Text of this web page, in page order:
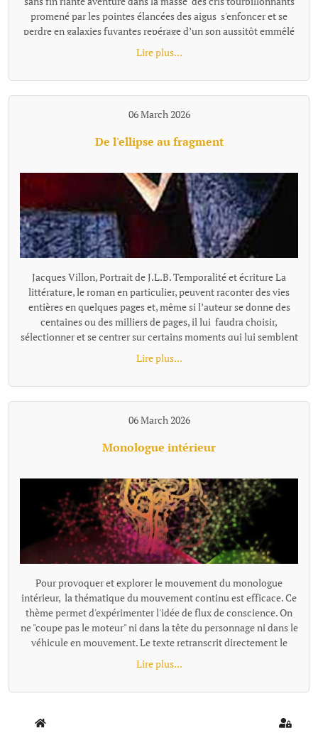
promené par les pointes élancées des aigus s'enfoncer et se
perdre en galaxies fuyantes repérage d’un son aussitôt emmêlé
dans la prolixité d’une énergie joyeuse s’enfoncer jusqu'au cou
dans un pétillement bouche bée, souriante se noyer, emporté
Lire plus...
06 March 2026
De l'ellipse au fragment
Jacques Villon, Portrait de J.L.B. Temporalité et écriture La littérature, le roman en particulier, peuvent raconter des vies entières en quelques pages et, même si l’auteur se donne des centaines ou des milliers de pages, il lui faudra choisir, sélectionner et se centrer sur certains moments qui lui semblent représentatifs ou nécessaires à son récit. Pour passer de l'un à l'autre de ces temps "racontés", la narration effectue un « saut » et il existe plusieurs façons de le concevoir et de l'articuler au récit, ces différentes options narratives, ces diverses façons de passer d'un temps à l'autre se distinguent notamment par leur rapport au tout, à la totalité de l'histoire, à sa suite temporelle complète. L’ellipse : maintien d’une chronologie lisible Ces sauts, quand ils sont faits en reliant entre eux les moments racontés, s'appellent des ellipses. L'ellipse omet, "saute" une portion de temps, d’action, mais elle le fait dans un cadre temporel qui reste globalement ordonné et repérable. Le texte fournit pour cela des indices (adverbes, dates, saisons, âges des personnages, données temporelles, un court résumé de ce qui s’est passé entretemps etc.) qui indiquent au lecteur la suppression d’un segment de l’histoire et lui permettent de situer mentalement l’ellipse dans une chronologie comme le « Quelques mois plus tard… » de Patrick Modiano dans Rue des boutiques obscures. Même quand l’ellipse est brutale : « Seize ans plus tard. » écrit Victor Hugo, elle sous-entend une temporalité repérable. Les différents moments du texte ainsi réunis par l’ellipse ne sont donc pas des fragments autonomes : ils restent des moments d’une même chaîne causale et chronologique séparés par un moment sous-entendu: le temps manquant existe dans l’histoire, il est évoqué, affirmé comme non raconté. Le lecteur perçoit une continuité partiellement énigmatique ou laissée dans l’ombre, mais encadrée et située clairement. L’ellipse ne fragmente donc pas le texte : elle est un outil qui permet de condenser le récit. Les fragments, des segments autonomes L'ellipse situe l'extrait par rapport à la totalité, au minimum par rapport à l'extrait précédent, comme un morceau d'un puzzle se présente en tant que partie d'un tout. Le fragment refuse cette référence, il se présente comme un tout séparé. Il laisse les moments absents totalement dans l’ombre, sans repère temporel pour les situer les uns par rapport aux autres, le récit n’est plus simplement discontinu, mais fragmenté. Le lien peut être fait, ou pas, par le lecteur, mais la totalité devient une référence floue, très allusive ou indirecte. Il n'y a plus de référence à une temporalité repérable que l'on pourrait reconstituer. Exemple d'écriture fragmentaire hors fiction dans Les Ombres errantes de Pascal Quignard, ouvrage composé d’une succession de fragments méditatifs. « Lire, c’est quitter le monde visible.Celui qui ouvre un livre se retire.Il abandonne le bruit commun pour une voix silencieuse.La lecture est une solitude partagée avec un mort. Dans les livres, les morts parlent aux vivants.La voix qui vient de la page n’appartient plus à personne.Elle a traversé le temps.C’est une parole sauvée de l’oubli. » Exemple dans la fiction dans Les Vagues de Virginia Woolf, ce roman est composé de monologues successifs de différents personnages, sans transition narrative. Chaque prise de parole forme un fragment autonome. Fragment 1 : monologue de Bernard« Les feuilles tombent ; les feuilles tombent sans cesse.J’erre dans les rues de Londres, inventant des histoires.Chaque visage que je croise devient le début d’un récit.Pourtant, au moment où je veux saisir ces histoires, elles s’évanouissent. »Fragment 2 qui enchaine : monologue de Susan« J’aime les champs humides et les odeurs de l’étable.Ici, la terre est solide sous mes pieds.Les villes me troublent ; leurs voix se croisent sans repos.Je préfère le rythme lent des saisons et le pas régulier des bêtes. » L'idée de fragment se retrouve à tous les niveaux du texte : Au niveau d'éléments temporels séparés, non reliés par une ellipse, le fragment concerne la chronologie, le temps est coupé. Il peut être ponctuel, réversible, ou suspendu ; le temps fragmenté ne s’écoule pas vraiment. Au niveau stylistique, la fragmentation se fait essentiellement par des phrases sont juxtaposées. En ce qui concerne la construction globale, la fragmentation se fait au travers de matériaux hétérogènes sans marqueurs logiques ou causaux explicites. Les parties séparées se suivent avec une relation qui peut rester flottante ou associative et qui relève davantage de la résonance, de l’écho, de la juxtaposition, de la variation ou de la contradiction que de la succession ordonnée. Contrairement au montage ou à la construction classique, les fragments ne sont pas nécessairement organisés en système. Le mot qui caractérise le mieux le fragment, c'est l'autonomie. Le fragment est un texte bref mais complet. On parle alors de texte fragmentaire, de narration éclatée, d'écriture discontinue. Dans sa forme la plus radicale (Blanchot, Cioran tardif, certaines proses de Jabès, Handke dans Le Malheur sans désirs, ou encore Pascal Quignard), le fragment ne se situe pas dans une hiérarchie et leur ordre peut être modifié sans détruire l'ensemble ou sans que l'on puisse y voir une faille par rapport à une hiérarchie narrative. Cette déconstruction de l'idée de totalité et d'ordre est parfois désignée comme le « non-lien » ou le « rapport sans rapport » (Blanchot). Le fragment a été inauguré par Friedrich Schlegel et la tradition romantique. « La littérature est le fragment de tous les fragments » a pu écrire Goethe. Le fragment n’est pas un morceau d’un tout, mais une forme ouverte. On peut parler aussi d'une poétique différente de celle de l'ellipse : d'une tentation ou d'une recherche de l’inachèvement. Fragmentation, concentration, condensation L'expression « écriture fragmentaire » peut recouvrir des formes différentes qu'on ne peut simplement assimiler et résumer par l'idée de discontinuité. La « fragmentation » n’est pas un procédé unique, mais une famille de formes de ruptures selon le niveau et le type d'autonomie recherchés. Il faut rappeler que de nombreux textes, notamment contemporains, utilisent à la fois l'ellipse temporelle et une forme de fragmentation dans des orientations multiples. La frontière ellipse / fragment (et c'est le propre de toute notion littéraire, nous ne sommes pas en mathématique...) devient parfois poreuse. On peut citer dans le domaine poétique René Char avec des fragments très autonomes, mais parfois une thématique de la Résistance ou une chronologie émotionnelle diffuse les relie subtilement. Et dans l'autofiction : Annie Ernaux, dans certains livres comme Les Années, mélange écriture fragmentaire et ellipses temporelles très marquées avec une chronologie historique quand même lisible. Notons égalment que l'écriture fragmentaire peut aussi se marquer, non par l'absence de repère mais par une proportion texte/totalité. Raconter une existence humaine en quelques paragraphes séparés, même avec quelques indications, procède du fragment. Trop de choses manquent pour que la perception de la discontinuité, du vide, ne prime pas sur celle d'une totalité. On peut placer dans cette catégorie le livre «Roland Barthes par Roland Barthes », une biographie que l'auteur veiut "éclatée" en chapitres comment autant de fragments de vie avec comme incipit, par exemple : Au moment du premier cri… Au tableau noir… La première fois qu…. A trente ans… La dernière fois qu… A son dernier instant… Les repères temporels sont là, mais la chronologie complète s'estompe au profit d'instantanés qui, certes renvoie à l'idée de biographie, mais celle-ci, largement absente, ne peut qu'être très partiellement reconstituée. Beaucoup de textes ne sont pas fragmentés au sens de complètement décousus et composés de morceaux sans liens explicites, mais la façon de raconter par de menus éléments, des micro scènes pour évoquer un temps très long, laissant tout le reste dans l'ombre sont tellement concentrés, condensés qu'ils donnent une impression de fragmentation malgré les ellipses et repères. Exemple d' écriture ellpitique, concentrée jusqu'au fragmentaire et pourtant très évocatrice : "À dix-huit ans, Pierre quitta la maison campagnarde où il était né. Au moment précis où il s’en alla, sa vieille mère infirme était dans Ie lit de la chambre bleue dans laquelle il y avait le daguerréotype de son père, des plumes de paon dans un vase, et une pendule représentant Paul et Virginie, et qui indiquait trois heures. Dans la cour, sous le figuier, son grand-père se reposait. Dans le jardin, il y avait sa fiancée, des roses et des poiriers luisants. Pierre alla gagner sa vie, dans un pays où il y avait des nègres, des perroquets, des caoutchoucs, de la mélasse, des fièvres et des serpents. Il y demeura trente ans. Au moment précis où il revint dans la maison campagnarde où il était né, la chambre bleue était devenue blanche, sa mère reposait au sein de Dieu, Ie portrait de son père n’était plus là, et les plumes du paon et le vase avaient disparu. Un objet quelconque remplaçait la pendule. Dans la cour, sous le figuier où son défunt grand-père se reposa, il y avait des écuelles cassées et une pauvre poule malade. Dans le jardin de roses et de poiriers luisants où fut sa fiancée, iI y avait une vieille dame. L’histoire ne dit pas qui elle était." Francis Jammes, Le Roman du lièvre (1922) Fragmentation, continuité... modernité ? Au-delà du constat et de la nécessaire définition des termes, le choix de la fragmentation, par opposition à la continuité et sa construction, est une manière de se positionner par rapport à des questionnements de notre époque. La pratique du fragment correspond à un désir de coller ou d'exprimer sa dimension nettement discontinue, fragmentée, mais aussi, plus largement, de se placer dans u
Lire plus...
06 March 2026
Monologue intérieur
Pour provoquer et explorer le mouvement du monologue
intérieur, la thématique du mouvement continu est efficace. Ce
thème permet d'expérimenter l'idée de flux de conscience. On
ne "coupe pas le moteur" ni dans la tête du personnage ni dans le
véhicule en mouvement. Le texte retranscrit directement le
monologue intérieur comme un "micro branché dans le
cerveau". Exemples de textes écrits avec cette proposition : -
Lire plus...
Home Sign In